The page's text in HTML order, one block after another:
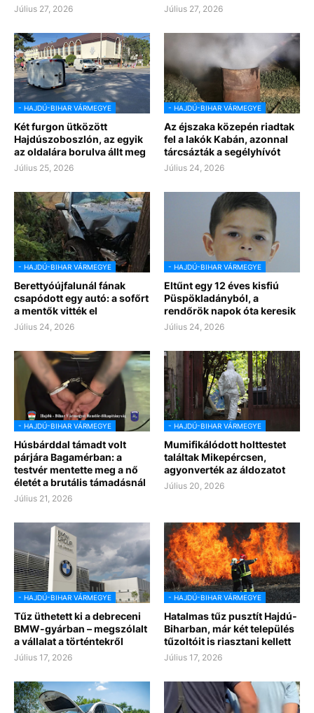
Július 27, 2026 Július 27, 2026
- HAJDÚ-BIHAR VÁRMEGYE
Két furgon ütközött
Hajdúszoboszlón, az egyik
az oldalára borulva állt meg
Július 25, 2026
- HAJDÚ-BIHAR VÁRMEGYE
Az éjszaka közepén riadtak
fel a lakók Kabán, azonnal
tárcsázták a segélyhívót
Július 24, 2026
- HAJDÚ-BIHAR VÁRMEGYE
Berettyóújfalunál fának
csapódott egy autó: a sofőrt
a mentők vitték el
Július 24, 2026
- HAJDÚ-BIHAR VÁRMEGYE
Eltűnt egy 12 éves kisfiú
Püspökladányból, a
rendőrök napok óta keresik
Július 24, 2026
- HAJDÚ-BIHAR VÁRMEGYE
Húsbárddal támadt volt
párjára Bagamérban: a
testvér mentette meg a nő
életét a brutális támadásnál
Július 21, 2026
- HAJDÚ-BIHAR VÁRMEGYE
Mumifikálódott holttestet
találtak Mikepércsen,
agyonverték az áldozatot
Július 20, 2026
- HAJDÚ-BIHAR VÁRMEGYE
Tűz üthetett ki a debreceni
BMW-gyárban – megszólalt
a vállalat a történtekről
Július 17, 2026
- HAJDÚ-BIHAR VÁRMEGYE
Hatalmas tűz pusztít Hajdú-
Biharban, már két település
tűzoltóit is riasztani kellett
Július 17, 2026